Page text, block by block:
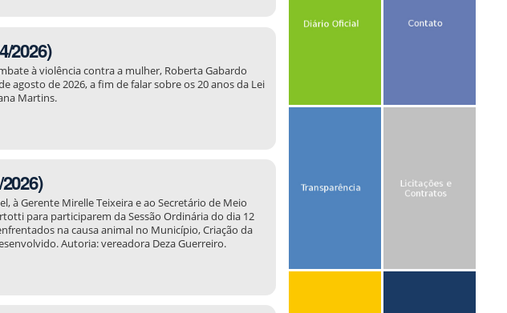
2026)
à violência contra a mulher, Roberta Gabardo
agosto de 2026, a fim de falar sobre os 20 anos da Lei
Martins.
à Gerente Mirelle Teixeira e ao Secretário de Meio
para participarem da Sessão Ordinária do dia 12
na causa animal no Município, Criação da
Autoria: vereadora Deza Guerreiro.